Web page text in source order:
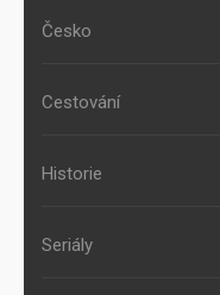
Česko
Cestování
Historie
Seriály